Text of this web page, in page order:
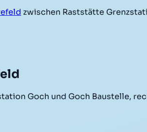
zwischen Raststätte
Goch und Goch Baustelle,